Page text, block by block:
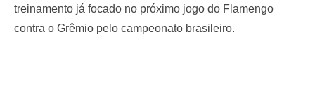
treinamento já focado no próximo jogo do Flamengo
contra o Grêmio pelo campeonato brasileiro.